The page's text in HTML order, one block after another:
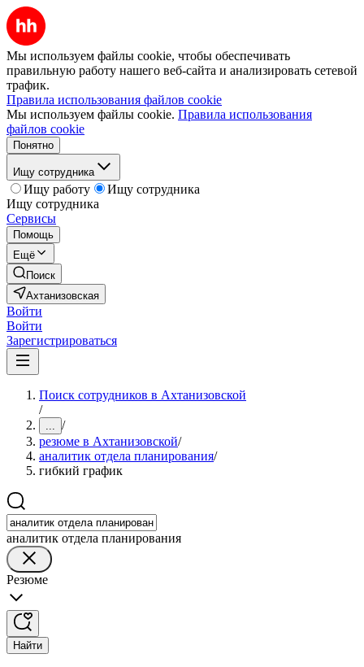
Мы используем файлы cookie, чтобы обеспечивать
правильную работу нашего веб-сайта и анализировать сетевой
трафик.
Правила использования файлов cookie
Мы используем файлы cookie. Правила использования
файлов cookie
Понятно
Ищу сотрудника
Ищу работу
Ищу сотрудника
Ищу сотрудника
Сервисы
Помощь
Ещё
Поиск
Ахтанизовская
Войти
Войти
Зарегистрироваться
Поиск сотрудников в Ахтанизовской
/
... /
резюме в Ахтанизовской/
аналитик отдела планирования/
гибкий график
аналитик отдела планирования
Резюме
Найти